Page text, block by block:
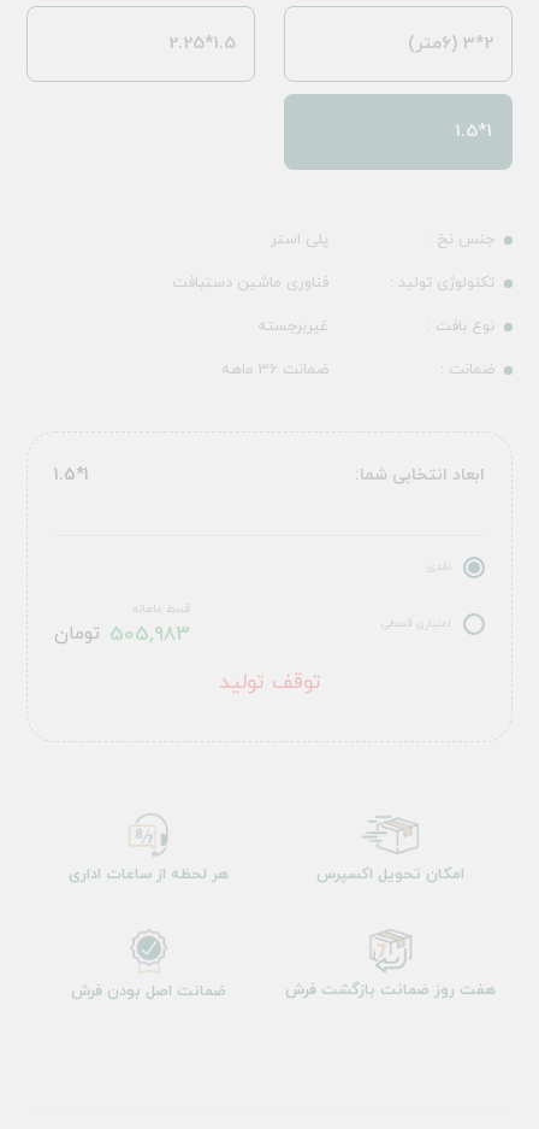
جنس نخ :
پلی استر
تکنولوژی تولید :
فناوری ماشین دستبافت
نوع بافت :
غیربرجسته
ضمانت :
ضمانت 36 ماهه
2*3 (6متر) 1.5*2.25
1*1.5
ابعاد انتخابی شما: 1*1.5
نقدی
اعتباری قسطی
قسط ماهانه
505,983 تومان
توقف تولید
امکان تحویل اکسپرس هر لحظه از ساعات اداری
هفت روز ضمانت بازگشت فرش ضمانت اصل بودن فرش